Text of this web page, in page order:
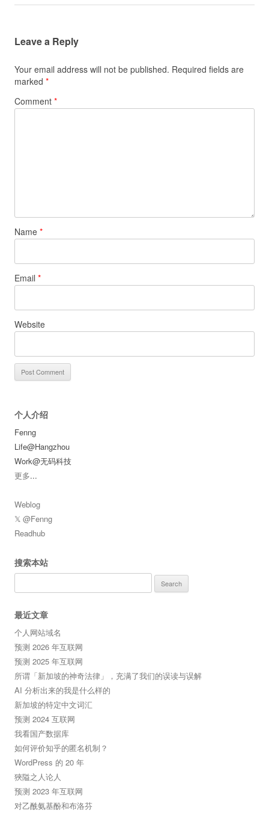
Leave a Reply
Your email address will not be published. Required fields are
marked *
Comment *
Name *
Email *
Website
个人介绍
Fenng
Life@Hangzhou
Work@无码科技
更多...
Weblog
𝕏 @Fenng
Readhub
搜索本站
for:
最近文章
个人网站域名
预测 2026 年互联网
预测 2025 年互联网
所谓「新加坡的神奇法律」，充满了我们的误读与误解
AI 分析出来的我是什么样的
新加坡的特定中文词汇
预测 2024 互联网
我看国产数据库
如何评价知乎的匿名机制？
WordPress 的 20 年
狹隘之人论人
预测 2023 年互联网
对乙酰氨基酚和布洛芬